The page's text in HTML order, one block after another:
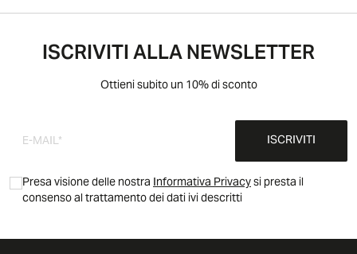
ISCRIVITI ALLA NEWSLETTER
Ottieni subito un 10% di sconto
ISCRIVITI
Presa visione delle nostraInformativa Privacysi presta il
consenso al trattamento dei dati ivi descritti